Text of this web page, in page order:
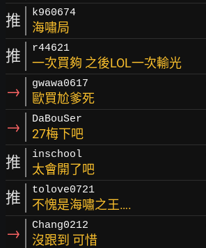
推 k960674
海嘯局
推 r44621
一次買夠 之後LOL一次輸光
→ gwawa0617
歐買尬爹死
→ DaBouSer
27梅下吧
推 inschool
太會開了吧
推 tolove0721
不愧是海嘯之王….
→ Chang0212
沒跟到 可惜